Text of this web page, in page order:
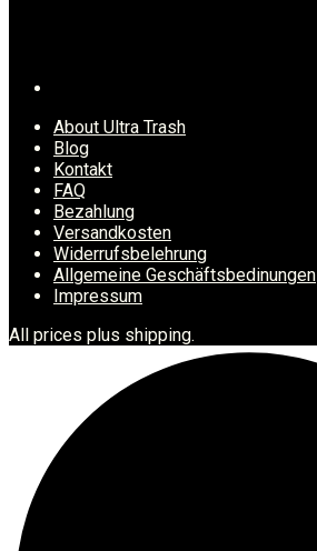
About Ultra Trash
Blog
Kontakt
FAQ
Bezahlung
Versandkosten
Widerrufsbelehrung
Allgemeine Geschäftsbedinungen
Impressum
All prices plus shipping.